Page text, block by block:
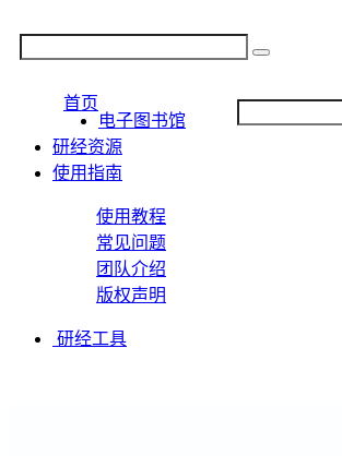
首页
电子图书馆
研经资源
使用指南
使用教程
常见问题
团队介绍
版权声明
研经工具